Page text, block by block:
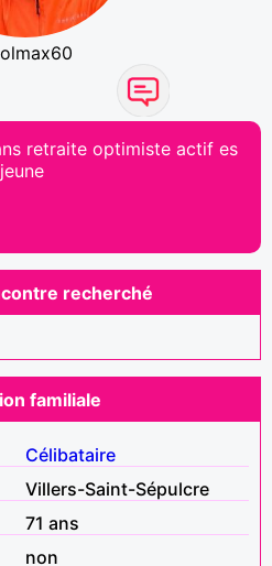
retraite optimiste actif es
recherché
familiale
Célibataire
Villers-Saint-Sépulcre
71 ans
non